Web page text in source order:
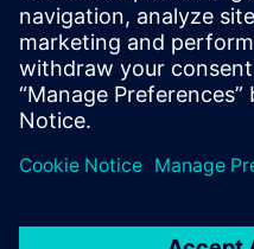
plesni in poškodbe
cirkulacija zraka.